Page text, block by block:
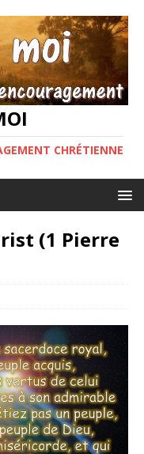
CHRÉTIENNE
(1 Pierre